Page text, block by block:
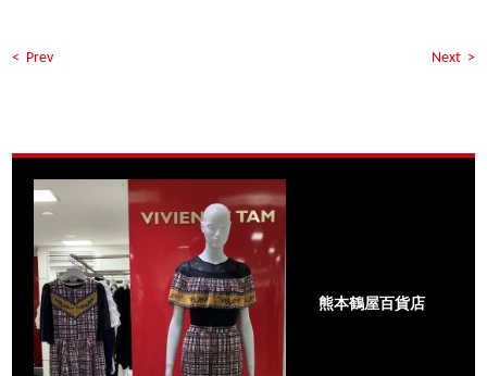
< Prev Next >
熊本鶴屋百貨店